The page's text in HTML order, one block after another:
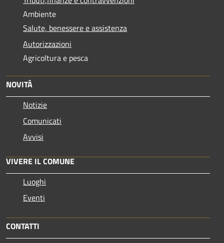
Ambiente
Salute, benessere e assistenza
Autorizzazioni
Agricoltura e pesca
NOVITÀ
Notizie
Comunicati
Avvisi
VIVERE IL COMUNE
Luoghi
Eventi
CONTATTI